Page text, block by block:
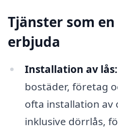
Tjänster som
erbjuda
Installation av lås:
bostäder, företag
ofta installation av
inklusive dörrlås,